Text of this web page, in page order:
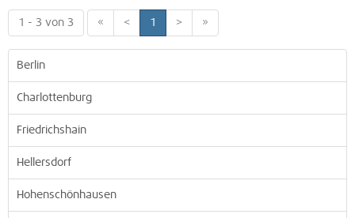
1 - 3 von 3 « < 1 > »
Berlin
Charlottenburg
Friedrichshain
Hellersdorf
Hohenschönhausen